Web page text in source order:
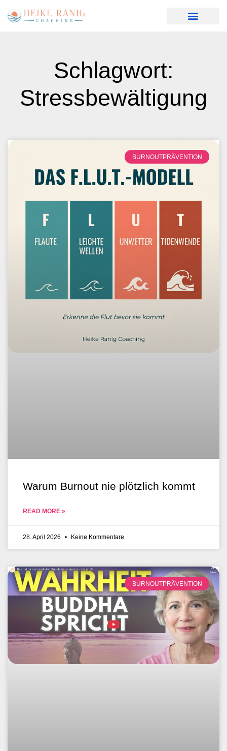
Schlagwort:
Stressbewältigung
BURNOUTPRÄVENTION
Warum Burnout nie plötzlich kommt
READ MORE »
28. April 2026 Keine Kommentare
BURNOUTPRÄVENTION